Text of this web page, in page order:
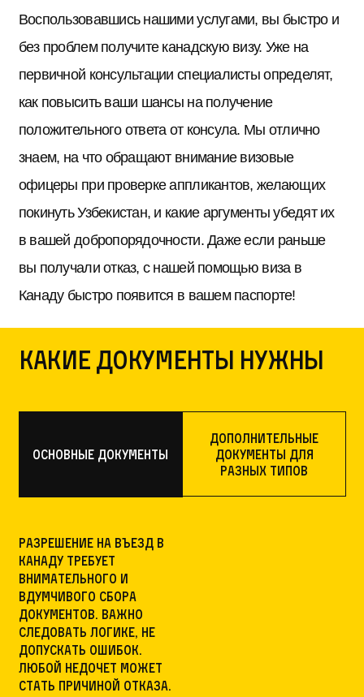
Воспользовавшись нашими услугами, вы быстро и
без проблем получите канадскую визу. Уже на
первичной консультации специалисты определят,
как повысить ваши шансы на получение
положительного ответа от консула. Мы отлично
знаем, на что обращают внимание визовые
офицеры при проверке аппликантов, желающих
покинуть Узбекистан, и какие аргументы убедят их
в вашей добропорядочности. Даже если раньше
вы получали отказ, с нашей помощью виза в
Канаду быстро появится в вашем паспорте!
Какие документы нужны
Основные документы
Дополнительные
документы для
разных типов
Разрешение на въезд в
Канаду требует
внимательного и
вдумчивого сбора
документов. Важно
следовать логике, не
допускать ошибок.
Любой недочет может
стать причиной отказа.